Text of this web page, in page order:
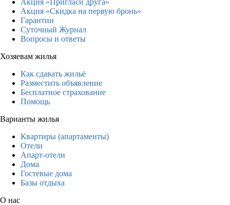
Акция «Скидка на первую бронь»
Гарантии
Суточный Журнал
Вопросы и ответы
Хозяевам жилья
Как сдавать жильё
Разместить объявление
Бесплатное страхование
Помощь
Варианты жилья
Квартиры (апартаменты)
Отели
Апарт-отели
Дома
Гостевые дома
Базы отдыха
О нас